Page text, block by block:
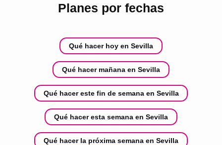
Planes por fechas
Qué hacer hoy en Sevilla
Qué hacer mañana en Sevilla
Qué hacer este fin de semana en Sevilla
Qué hacer esta semana en Sevilla
Qué hacer la próxima semana en Sevilla